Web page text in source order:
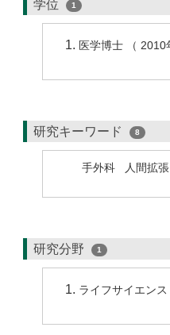
学位 1
医学博士 （
研究キーワード 8
手外科 人間拡張
研究分野 1
ライフサイエン